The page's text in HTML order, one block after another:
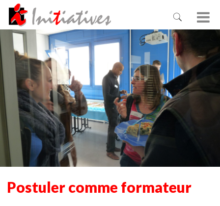
Postuler comme formateur